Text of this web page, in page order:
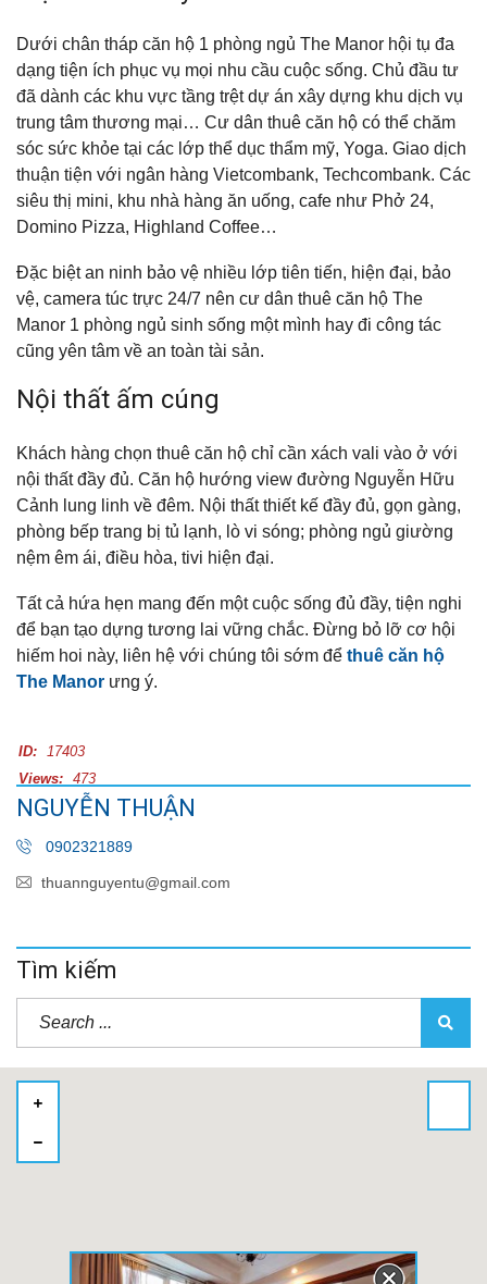
Dưới chân tháp căn hộ 1 phòng ngủ The Manor hội tụ đa
dạng tiện ích phục vụ mọi nhu cầu cuộc sống. Chủ đầu tư
đã dành các khu vực tầng trệt dự án xây dựng khu dịch vụ
trung tâm thương mại… Cư dân thuê căn hộ có thể chăm
sóc sức khỏe tại các lớp thể dục thẩm mỹ, Yoga. Giao dịch
thuận tiện với ngân hàng Vietcombank, Techcombank. Các
siêu thị mini, khu nhà hàng ăn uống, cafe như Phở 24,
Domino Pizza, Highland Coffee…
Đặc biệt an ninh bảo vệ nhiều lớp tiên tiến, hiện đại, bảo
vệ, camera túc trực 24/7 nên cư dân thuê căn hộ The
Manor 1 phòng ngủ sinh sống một mình hay đi công tác
cũng yên tâm về an toàn tài sản.
Nội thất ấm cúng
Khách hàng chọn thuê căn hộ chỉ cần xách vali vào ở với
nội thất đầy đủ. Căn hộ hướng view đường Nguyễn Hữu
Cảnh lung linh về đêm. Nội thất thiết kế đầy đủ, gọn gàng,
phòng bếp trang bị tủ lạnh, lò vi sóng; phòng ngủ giường
nệm êm ái, điều hòa, tivi hiện đại.
Tất cả hứa hẹn mang đến một cuộc sống đủ đầy, tiện nghi
để bạn tạo dựng tương lai vững chắc. Đừng bỏ lỡ cơ hội
hiếm hoi này, liên hệ với chúng tôi sớm để thuê căn hộ
The Manor ưng ý.
ID:
17403
Views: 473
NGUYỄN THUẬN
0902321889
thuannguyentu@gmail.com
Tìm kiếm